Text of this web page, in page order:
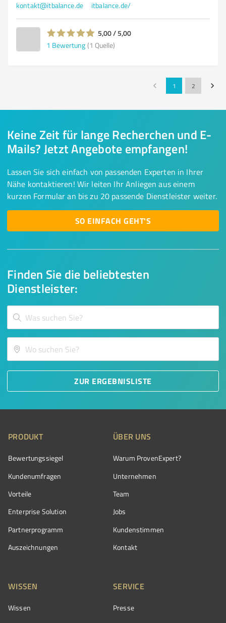
kontakt@itbalance.de itbalance.de/
5,00 / 5,00
1 Bewertung (1 Quelle)
1 2
Finden Sie die beliebtesten
Dienstleister:
ZUR ERGEBNISLISTE
Keine Zeit für lange Recherchen und E-
Mails? Jetzt Angebote empfangen!
Lassen Sie sich einfach von passenden Experten in Ihrer
Nähe kontaktieren! Wir leiten Ihr Anliegen aus einem
kurzen Formular an bis zu 20 passende Dienstleister weiter.
SO EINFACH GEHT'S
PRODUKT
Bewertungssiegel
Kundenumfragen
Vorteile
Enterprise Solution
Partnerprogramm
Auszeichnungen
ÜBER UNS
Warum ProvenExpert?
Unternehmen
Team
Jobs
Kundenstimmen
Kontakt
WISSEN
Wissen
SERVICE
Presse